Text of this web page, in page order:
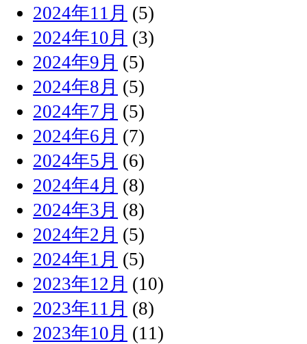
2024年11月 (5)
2024年10月 (3)
2024年9月 (5)
2024年8月 (5)
2024年7月 (5)
2024年6月 (7)
2024年5月 (6)
2024年4月 (8)
2024年3月 (8)
2024年2月 (5)
2024年1月 (5)
2023年12月 (10)
2023年11月 (8)
2023年10月 (11)